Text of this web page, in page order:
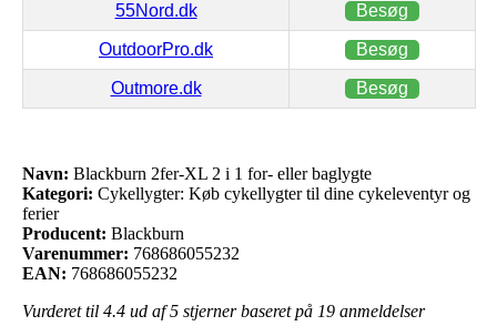
55Nord.dk Besøg
OutdoorPro.dk Besøg
Outmore.dk Besøg
Navn: Blackburn 2fer-XL 2 i 1 for- eller baglygte
Kategori: Cykellygter: Køb cykellygter til dine cykeleventyr og
ferier
Producent: Blackburn
Varenummer: 768686055232
EAN: 768686055232
Vurderet til 4.4 ud af 5 stjerner baseret på 19 anmeldelser